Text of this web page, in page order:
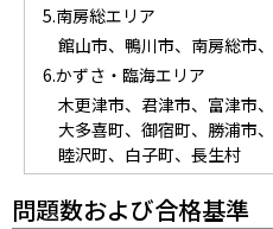
5.南房総エリア
館山市、 鴨川市、 南房総市、
6.かずさ・臨海エリア
木更津市、 君津市、 富津市、
大多喜町、 御宿町、 勝浦市、
睦沢町、 白子町、 長生村
問題数および合格基準